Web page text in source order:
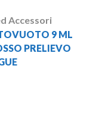
Accessori
9 ML
PRELIEVO